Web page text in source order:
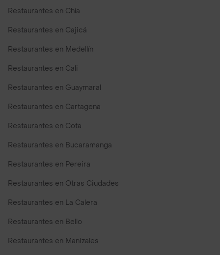
Restaurantes en Chía
Restaurantes en Cajicá
Restaurantes en Medellín
Restaurantes en Cali
Restaurantes en Guaymaral
Restaurantes en Cartagena
Restaurantes en Cota
Restaurantes en Bucaramanga
Restaurantes en Pereira
Restaurantes en Otras Ciudades
Restaurantes en La Calera
Restaurantes en Bello
Restaurantes en Manizales